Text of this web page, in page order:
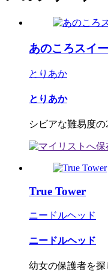
あのころスイ
とりあか
とりあか
シビアな難易度の
True Tower
ニードルヘッド
ニードルヘッド
幼女の保護者を探